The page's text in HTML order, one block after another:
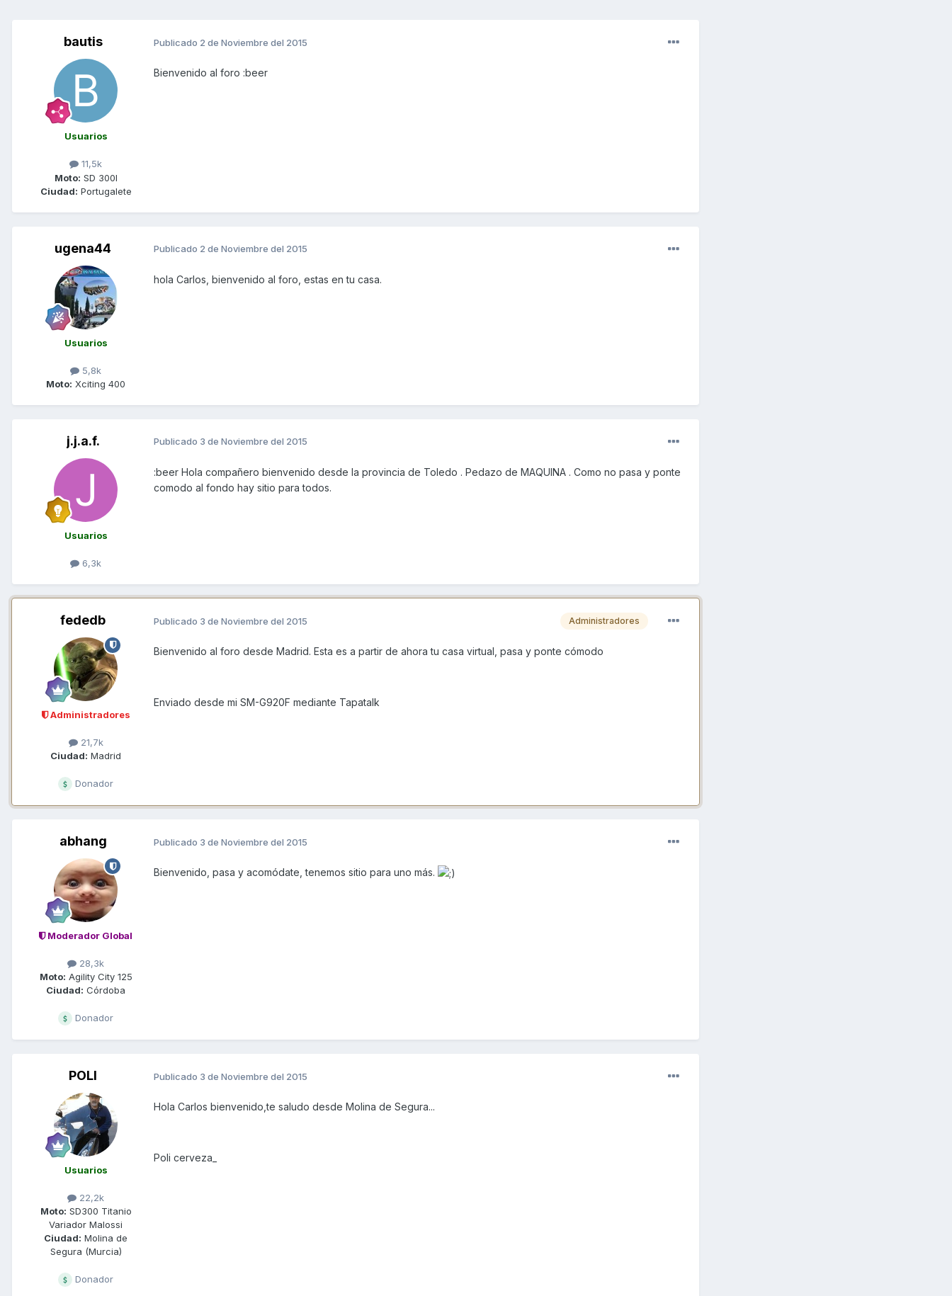
bautis
Usuarios
11,5k
Moto: SD 300I
Ciudad: Portugalete
Publicado 2 de Noviembre del 2015
Bienvenido al foro :beer
ugena44
Usuarios
5,8k
Moto: Xciting 400
Publicado 2 de Noviembre del 2015
hola Carlos, bienvenido al foro, estas en tu casa.
j.j.a.f.
Usuarios
6,3k
Publicado 3 de Noviembre del 2015
:beer Hola compañero bienvenido desde la provincia de Toledo . Pedazo de MAQUINA . Como no pasa y ponte
comodo al fondo hay sitio para todos.
fededb
Administradores
21,7k
Ciudad: Madrid
Donador
Administradores
Publicado 3 de Noviembre del 2015
Bienvenido al foro desde Madrid. Esta es a partir de ahora tu casa virtual, pasa y ponte cómodo
Enviado desde mi SM-G920F mediante Tapatalk
abhang
Moderador Global
28,3k
Moto: Agility City 125
Ciudad: Córdoba
Donador
Publicado 3 de Noviembre del 2015
Bienvenido, pasa y acomódate, tenemos sitio para uno más.
POLI
Usuarios
22,2k
Moto: SD300 Titanio
Variador Malossi
Ciudad: Molina de
Segura (Murcia)
Donador
Publicado 3 de Noviembre del 2015
Hola Carlos bienvenido,te saludo desde Molina de Segura...
Poli cerveza_